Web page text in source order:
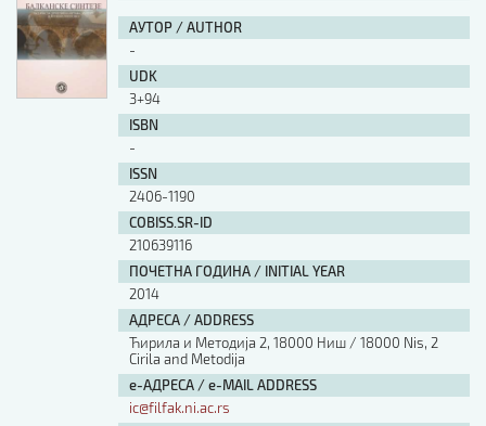
АУТОР / AUTHOR
-
UDK
3+94
ISBN
-
ISSN
2406-1190
COBISS.SR-ID
210639116
ПОЧЕТНА ГОДИНА / INITIAL YEAR
2014
АДРЕСА / ADDRESS
Ћирила и Методија 2, 18000 Ниш / 18000 Nis, 2
Cirila and Metodija
е-АДРЕСА / e-MAIL ADDRESS
ic@filfak.ni.ac.rs